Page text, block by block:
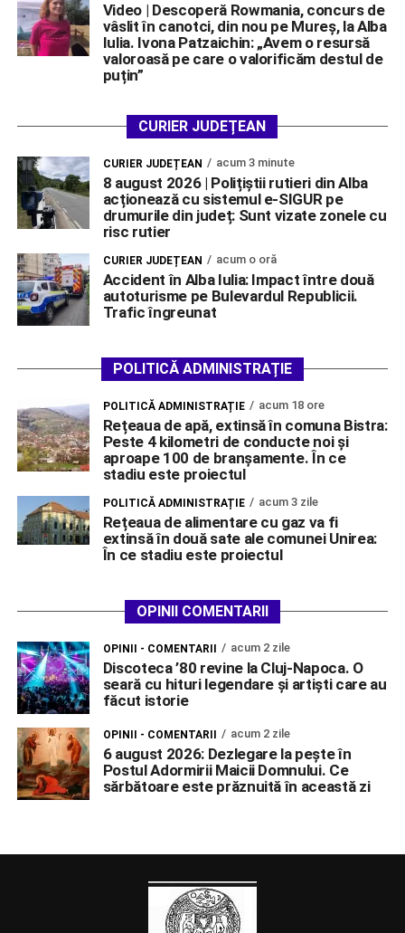
Video | Descoperă Rowmania, concurs de
vâslit în canotci, din nou pe Mureș, la Alba
Iulia. Ivona Patzaichin: „Avem o resursă
valoroasă pe care o valorificăm destul de
puțin”
CURIER JUDEȚEAN
CURIER JUDEȚEAN acum 3 minute
8 august 2026 | Polițiștii rutieri din Alba
acționează cu sistemul e-SIGUR pe
drumurile din județ: Sunt vizate zonele cu
risc rutier
CURIER JUDEȚEAN acum o oră
Accident în Alba Iulia: Impact între două
autoturisme pe Bulevardul Republicii.
Trafic îngreunat
POLITICĂ ADMINISTRAȚIE
POLITICĂ ADMINISTRAȚIE acum 18 ore
Rețeaua de apă, extinsă în comuna Bistra:
Peste 4 kilometri de conducte noi și
aproape 100 de branșamente. În ce
stadiu este proiectul
POLITICĂ ADMINISTRAȚIE acum 3 zile
Rețeaua de alimentare cu gaz va fi
extinsă în două sate ale comunei Unirea:
În ce stadiu este proiectul
OPINII COMENTARII
OPINII - COMENTARII acum 2 zile
Discoteca ’80 revine la Cluj-Napoca. O
seară cu hituri legendare și artiști care au
făcut istorie
OPINII - COMENTARII acum 2 zile
6 august 2026: Dezlegare la pește în
Postul Adormirii Maicii Domnului. Ce
sărbătoare este prăznuită în această zi